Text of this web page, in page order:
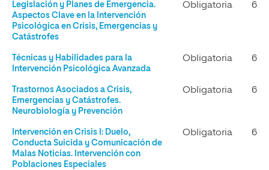
Legislación y Planes de Emergencia.
Aspectos Clave en la Intervención
Psicológica en Crisis, Emergencias y
Catástrofes
Obligatoria 6
Técnicas y Habilidades para la
Intervención Psicológica Avanzada
Obligatoria 6
Trastornos Asociados a Crisis,
Emergencias y Catástrofes.
Neurobiología y Prevención
Obligatoria 6
Intervención en Crisis I: Duelo,
Conducta Suicida y Comunicación de
Malas Noticias. Intervención con
Poblaciones Especiales
Obligatoria 6